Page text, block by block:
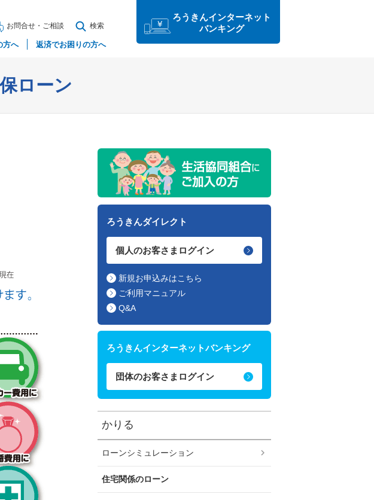
お問合せ ・ ご相談 検索
方へ 返済でお困りの方へ
ろうきんインターネット
バンキング
ローン
ろうきんダイレクト
個人のお客さまログイン
新規お申込みはこちら
ご利用マニュアル
Q&A
ろうきんインターネットバンキング
団体のお客さまログイン
かりる
ローンシミュレーション
住宅関係のローン